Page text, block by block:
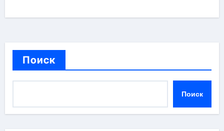
Поиск
Поиск